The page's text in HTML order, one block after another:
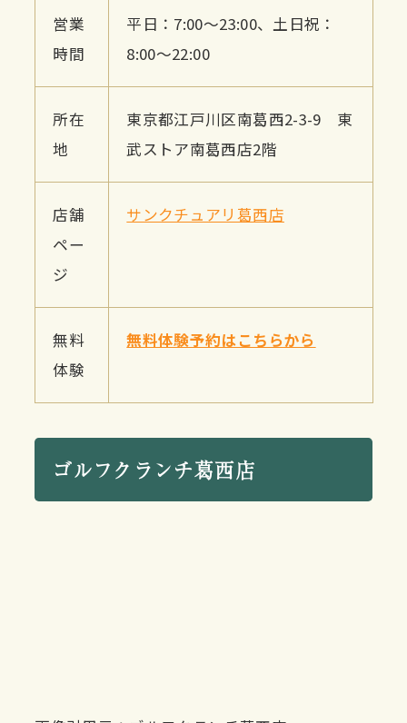
営業
時間
平日：7:00～23:00、土日祝：
8:00～22:00
所在
地
東京都江戸川区南葛西2-3-9 東
武ストア南葛西店2階
店舗
ペー
ジ
サンクチュアリ葛西店
無料
体験
無料体験予約はこちらから
ゴルフクランチ葛西店